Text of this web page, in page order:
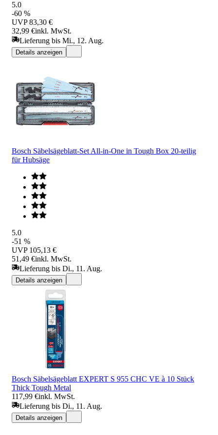
5.0
-60 %
UVP 83,30 €
32,99 €inkl. MwSt.
Lieferung bis Mi., 12. Aug.
Details anzeigen
Bosch Säbelsägeblatt-Set All-in-One in Tough Box 20-teilig
für Hubsäge
5.0
-51 %
UVP 105,13 €
51,49 €inkl. MwSt.
Lieferung bis Di., 11. Aug.
Details anzeigen
Bosch Säbelsägeblatt EXPERT S 955 CHC VE à 10 Stück
Thick Tough Metal
117,99 €inkl. MwSt.
Lieferung bis Di., 11. Aug.
Details anzeigen